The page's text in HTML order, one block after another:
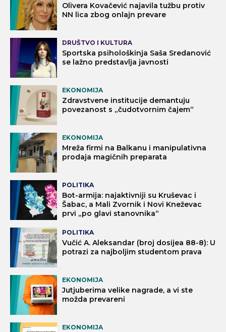
Olivera Kovačević najavila tužbu protiv
NN lica zbog onlajn prevare
DRUŠTVO I KULTURA
Sportska psihološkinja Saša Sredanović
se lažno predstavlja javnosti
EKONOMIJA
Zdravstvene institucije demantuju
povezanost s „čudotvornim čajem“
EKONOMIJA
Mreža firmi na Balkanu i manipulativna
prodaja magičnih preparata
POLITIKA
Bot-armija: najaktivniji su Kruševac i
Šabac, a Mali Zvornik i Novi Kneževac
prvi „po glavi stanovnika“
POLITIKA
Vučić A. Aleksandar (broj dosijea 88-8): U
potrazi za najboljim studentom prava
EKONOMIJA
Jutjuberima velike nagrade, a vi ste
možda prevareni
EKONOMIJA